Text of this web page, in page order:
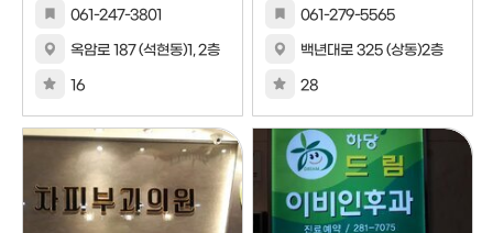
061-247-3801
옥암로 187 (석현동)1, 2층
16
061-279-5565
백년대로 325 (상동)2층
28